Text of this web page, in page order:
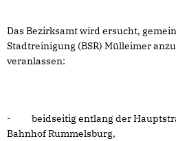
Das Bezirksamt wird ersucht,
Stadtreinigung (BSR) Mülleimer
veranlassen:
- beidseitig entlang der
Bahnhof Rummelsburg,